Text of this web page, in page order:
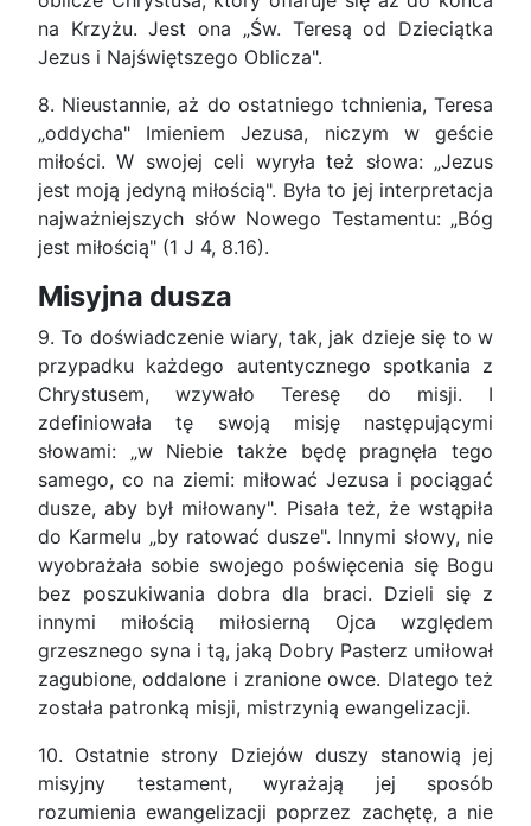
na Krzyżu. Jest ona „Św. Teresą od Dzieciątka
Jezus i Najświętszego Oblicza".
8. Nieustannie, aż do ostatniego tchnienia, Teresa
„oddycha" Imieniem Jezusa, niczym w geście
miłości. W swojej celi wyryła też słowa: „Jezus
jest moją jedyną miłością". Była to jej interpretacja
najważniejszych słów Nowego Testamentu: „Bóg
jest miłością" (1 J 4, 8.16).
Misyjna dusza
9. To doświadczenie wiary, tak, jak dzieje się to w
przypadku każdego autentycznego spotkania z
Chrystusem, wzywało Teresę do misji. I
zdefiniowała tę swoją misję następującymi
słowami: „w Niebie także będę pragnęła tego
samego, co na ziemi: miłować Jezusa i pociągać
dusze, aby był miłowany". Pisała też, że wstąpiła
do Karmelu „by ratować dusze". Innymi słowy, nie
wyobrażała sobie swojego poświęcenia się Bogu
bez poszukiwania dobra dla braci. Dzieli się z
innymi miłością miłosierną Ojca względem
grzesznego syna i tą, jaką Dobry Pasterz umiłował
zagubione, oddalone i zranione owce. Dlatego też
została patronką misji, mistrzynią ewangelizacji.
10. Ostatnie strony Dziejów duszy stanowią jej
misyjny testament, wyrażają jej sposób
rozumienia ewangelizacji poprzez zachętę, a nie